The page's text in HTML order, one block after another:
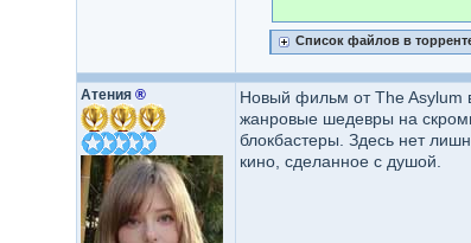
Список файлов в
Атения ®
Новый фильм от The Asylum
жанровые шедевры на
блокбастеры. Здесь нет
кино, сделанное с душой.